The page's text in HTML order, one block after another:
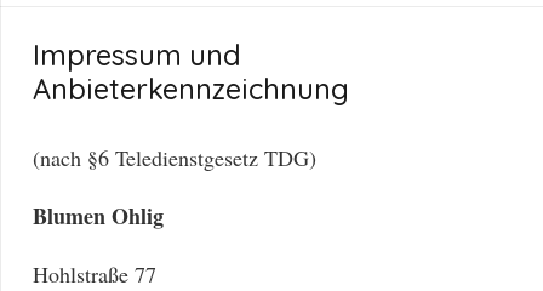
Impressum und
Anbieterkennzeichnung
(nach §6 Teledienstgesetz TDG)
Blumen Ohlig
Hohlstraße 77